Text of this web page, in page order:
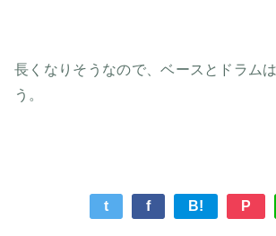
長くなりそうなので、ベースとドラム
う。
t f B! P